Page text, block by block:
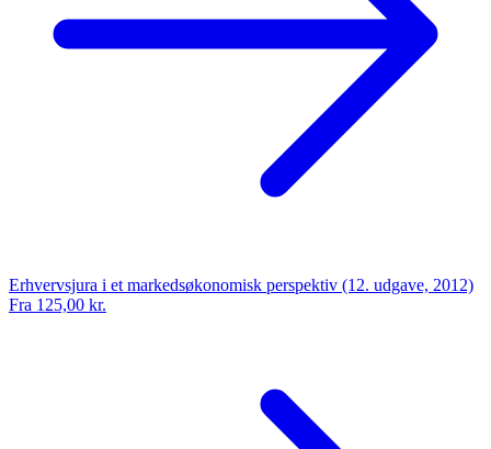
Erhvervsjura i et markedsøkonomisk perspektiv (12. udgave, 2012)
Fra 125,00 kr.